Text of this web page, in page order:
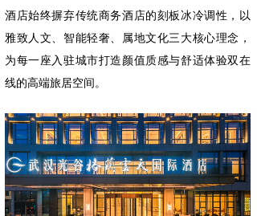
酒店始终摒弃传统商务酒店的刻板冰冷调性，以
雅致人文、智能轻奢、属地文化三大核心理念，
为每一座入驻城市打造颜值质感与舒适体验双在
线的高端旅居空间。